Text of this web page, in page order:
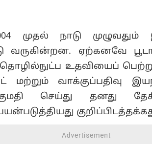
முதல் நாடு
வருகின்றன. ஏற்கனவே
உதவியைப்
மற்றும் வாக்குப்பதிவு
செய்து தனது